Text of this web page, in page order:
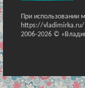
При использовании
https://vladimirka.ru/
2006-2026 ©